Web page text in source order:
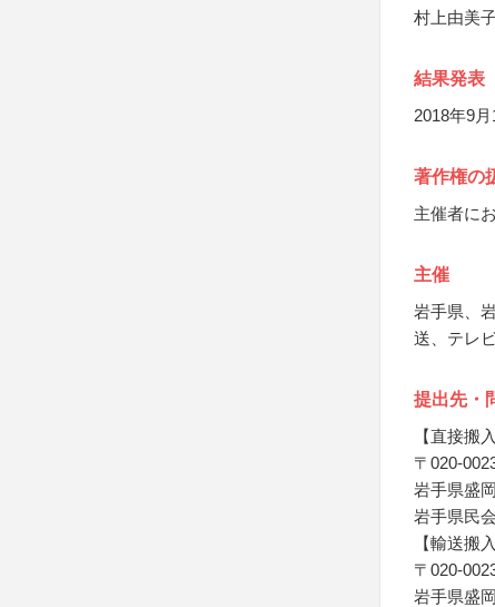
村上由美
結果発表
2018年9
著作権の
主催者に
主催
岩手県、
送、テレ
提出先・
【直接搬
〒020-
岩手県盛
岩手県民
【輸送搬
〒020-
岩手県盛